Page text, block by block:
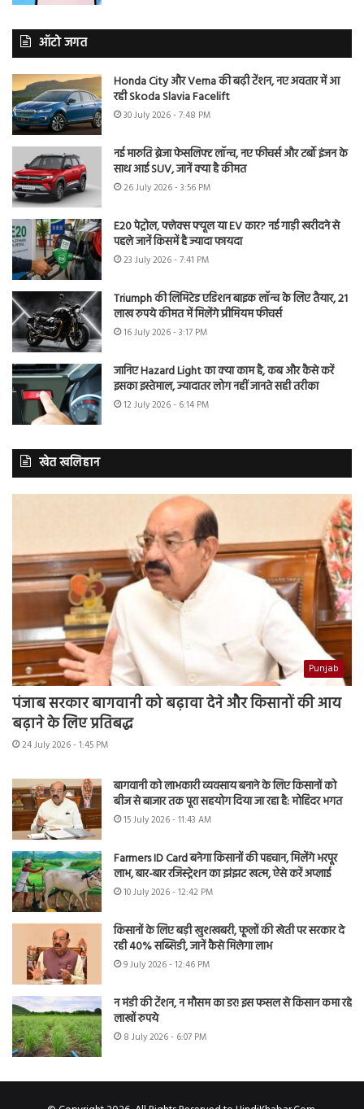
ऑटो जगत
Honda City और Verna की बढ़ी टेंशन, नए अवतार में आ
रही Skoda Slavia Facelift
30 July 2026 - 7:48 PM
नई मारुति ब्रेजा फेसलिफ्ट लॉन्च, नए फीचर्स और टर्बो इंजन के
साथ आई SUV, जानें क्या है कीमत
26 July 2026 - 3:56 PM
E20 पेट्रोल, फ्लेक्स फ्यूल या EV कार? नई गाड़ी खरीदने से
पहले जानें किसमें है ज्यादा फायदा
23 July 2026 - 7:41 PM
Triumph की लिमिटेड एडिशन बाइक लॉन्च के लिए तैयार, 21
लाख रुपये कीमत में मिलेंगे प्रीमियम फीचर्स
16 July 2026 - 3:17 PM
जानिए Hazard Light का क्या काम है, कब और कैसे करें
इसका इस्तेमाल, ज्यादातर लोग नहीं जानते सही तरीका
12 July 2026 - 6:14 PM
खेत खलिहान
Punjab
पंजाब सरकार बागवानी को बढ़ावा देने और किसानों की आय
बढ़ाने के लिए प्रतिबद्ध
24 July 2026 - 1:45 PM
बागवानी को लाभकारी व्यवसाय बनाने के लिए किसानों को
बीज से बाजार तक पूरा सहयोग दिया जा रहा है: मोहिंदर भगत
15 July 2026 - 11:43 AM
Farmers ID Card बनेगा किसानों की पहचान, मिलेंगे भरपूर
लाभ, बार-बार रजिस्ट्रेशन का झंझट खत्म, ऐसे करें अप्लाई
10 July 2026 - 12:42 PM
किसानों के लिए बड़ी खुशखबरी, फूलों की खेती पर सरकार दे
रही 40% सब्सिडी, जानें कैसे मिलेगा लाभ
9 July 2026 - 12:46 PM
न मंडी की टेंशन, न मौसम का डर! इस फसल से किसान कमा रहे
लाखों रुपये
8 July 2026 - 6:07 PM